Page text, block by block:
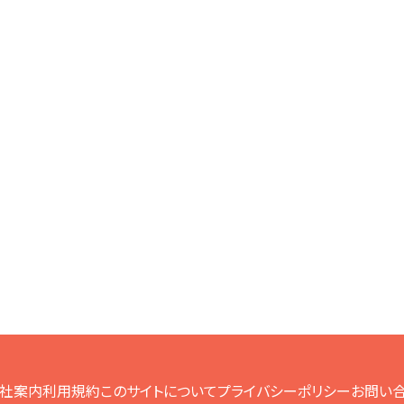
案内利用規約このサイトについてプライバシーポリシーお問い